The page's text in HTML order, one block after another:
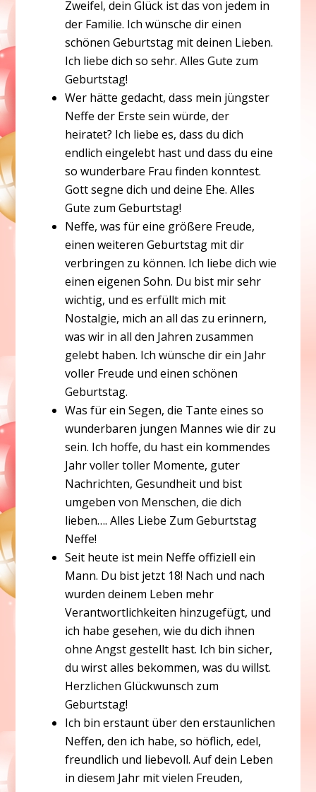
Zweifel, dein Glück ist das von jedem in
der Familie. Ich wünsche dir einen
schönen Geburtstag mit deinen Lieben.
Ich liebe dich so sehr. Alles Gute zum
Geburtstag!
Wer hätte gedacht, dass mein jüngster
Neffe der Erste sein würde, der
heiratet? Ich liebe es, dass du dich
endlich eingelebt hast und dass du eine
so wunderbare Frau finden konntest.
Gott segne dich und deine Ehe. Alles
Gute zum Geburtstag!
Neffe, was für eine größere Freude,
einen weiteren Geburtstag mit dir
verbringen zu können. Ich liebe dich wie
einen eigenen Sohn. Du bist mir sehr
wichtig, und es erfüllt mich mit
Nostalgie, mich an all das zu erinnern,
was wir in all den Jahren zusammen
gelebt haben. Ich wünsche dir ein Jahr
voller Freude und einen schönen
Geburtstag.
Was für ein Segen, die Tante eines so
wunderbaren jungen Mannes wie dir zu
sein. Ich hoffe, du hast ein kommendes
Jahr voller toller Momente, guter
Nachrichten, Gesundheit und bist
umgeben von Menschen, die dich
lieben…. Alles Liebe Zum Geburtstag
Neffe!
Seit heute ist mein Neffe offiziell ein
Mann. Du bist jetzt 18! Nach und nach
wurden deinem Leben mehr
Verantwortlichkeiten hinzugefügt, und
ich habe gesehen, wie du dich ihnen
ohne Angst gestellt hast. Ich bin sicher,
du wirst alles bekommen, was du willst.
Herzlichen Glückwunsch zum
Geburtstag!
Ich bin erstaunt über den erstaunlichen
Neffen, den ich habe, so höflich, edel,
freundlich und liebevoll. Auf dein Leben
in diesem Jahr mit vielen Freuden,